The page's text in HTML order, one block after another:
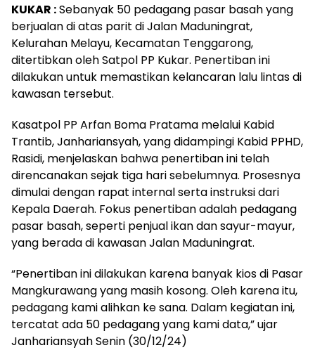
KUKAR :Sebanyak 50 pedagang pasar basah yang
berjualan di atas parit di Jalan Maduningrat,
Kelurahan Melayu, Kecamatan Tenggarong,
ditertibkan oleh Satpol PP Kukar. Penertiban ini
dilakukan untuk memastikan kelancaran lalu lintas di
kawasan tersebut.
Kasatpol PP Arfan Boma Pratama melalui Kabid
Trantib, Janhariansyah, yang didampingi Kabid PPHD,
Rasidi, menjelaskan bahwa penertiban ini telah
direncanakan sejak tiga hari sebelumnya. Prosesnya
dimulai dengan rapat internal serta instruksi dari
Kepala Daerah. Fokus penertiban adalah pedagang
pasar basah, seperti penjual ikan dan sayur-mayur,
yang berada di kawasan Jalan Maduningrat.
“Penertiban ini dilakukan karena banyak kios di Pasar
Mangkurawang yang masih kosong. Oleh karena itu,
pedagang kami alihkan ke sana. Dalam kegiatan ini,
tercatat ada 50 pedagang yang kami data,” ujar
Janhariansyah Senin (30/12/24)